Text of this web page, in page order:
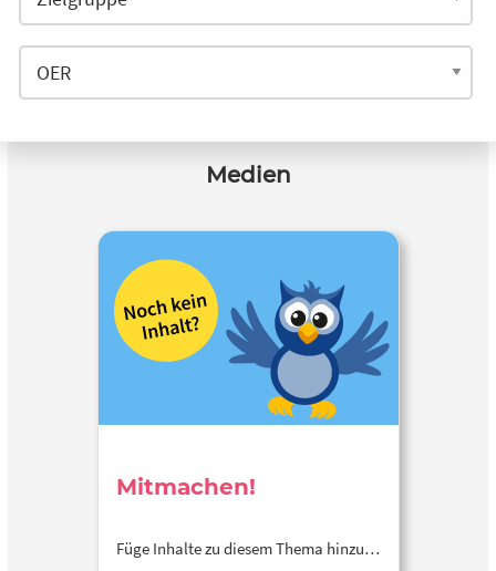
Medien
Mitmachen!
Füge Inhalte zu diesem Thema hinzu…